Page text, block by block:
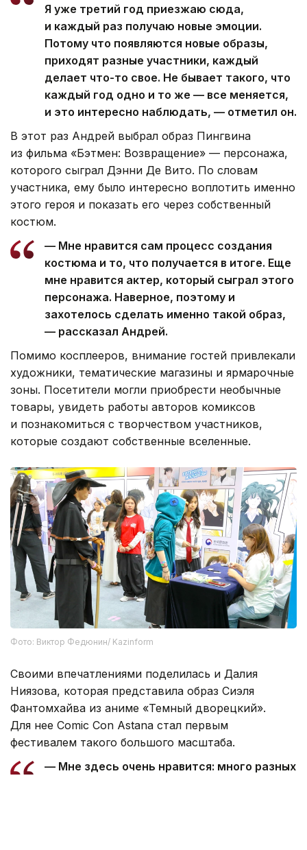
Я уже третий год приезжаю сюда,
и каждый раз получаю новые эмоции.
Потому что появляются новые образы,
приходят разные участники, каждый
делает что-то свое. Не бывает такого, что
каждый год одно и то же — все меняется,
и это интересно наблюдать, — отметил он.
В этот раз Андрей выбрал образ Пингвина
из фильма «Бэтмен: Возвращение» — персонажа,
которого сыграл Дэнни Де Вито. По словам
участника, ему было интересно воплотить именно
этого героя и показать его через собственный
костюм.
— Мне нравится сам процесс создания
костюма и то, что получается в итоге. Еще
мне нравится актер, который сыграл этого
персонажа. Наверное, поэтому и
захотелось сделать именно такой образ,
— рассказал Андрей.
Помимо косплееров, внимание гостей привлекали
художники, тематические магазины и ярмарочные
зоны. Посетители могли приобрести необычные
товары, увидеть работы авторов комиксов
и познакомиться с творчеством участников,
которые создают собственные вселенные.
Фото: Виктор Федюнин/ Kazinform
Своими впечатлениями поделилась и Далия
Ниязова, которая представила образ Сиэля
Фантомхайва из аниме «Темный дворецкий».
Для нее Comic Con Astana стал первым
фестивалем такого большого масштаба.
— Мне здесь очень нравится: много разных